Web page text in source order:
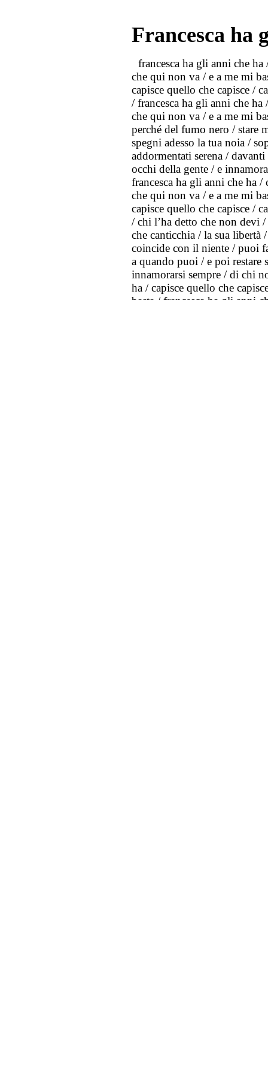
Francesca ha
francesca ha gli anni che ha
che qui non va / e a me mi
capisce quello che capisce /
/ francesca ha gli anni che ha
che qui non va / e a me mi
perché del fumo nero / stare
spegni adesso la tua noia /
addormentati serena /
occhi della gente / e
francesca ha gli anni che ha /
che qui non va / e a me mi
capisce quello che capisce /
/ chi l’ha detto che non devi
che canticchia / la sua
coincide con il niente / puoi
a quando puoi / e poi restare
innamorarsi sempre / di chi
ha / capisce quello che
basta / francesca ha gli anni